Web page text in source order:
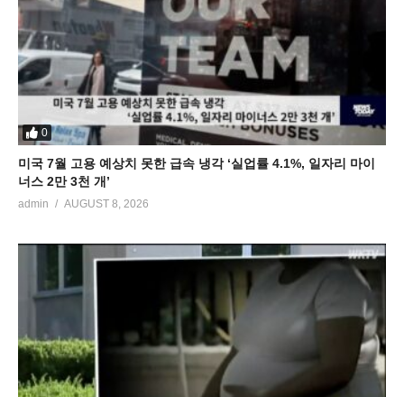
0
미국 7월 고용 예상치 못한 급속 냉각 ‘실업률 4.1%, 일자리 마이
너스 2만 3천 개’
admin AUGUST 8, 2026